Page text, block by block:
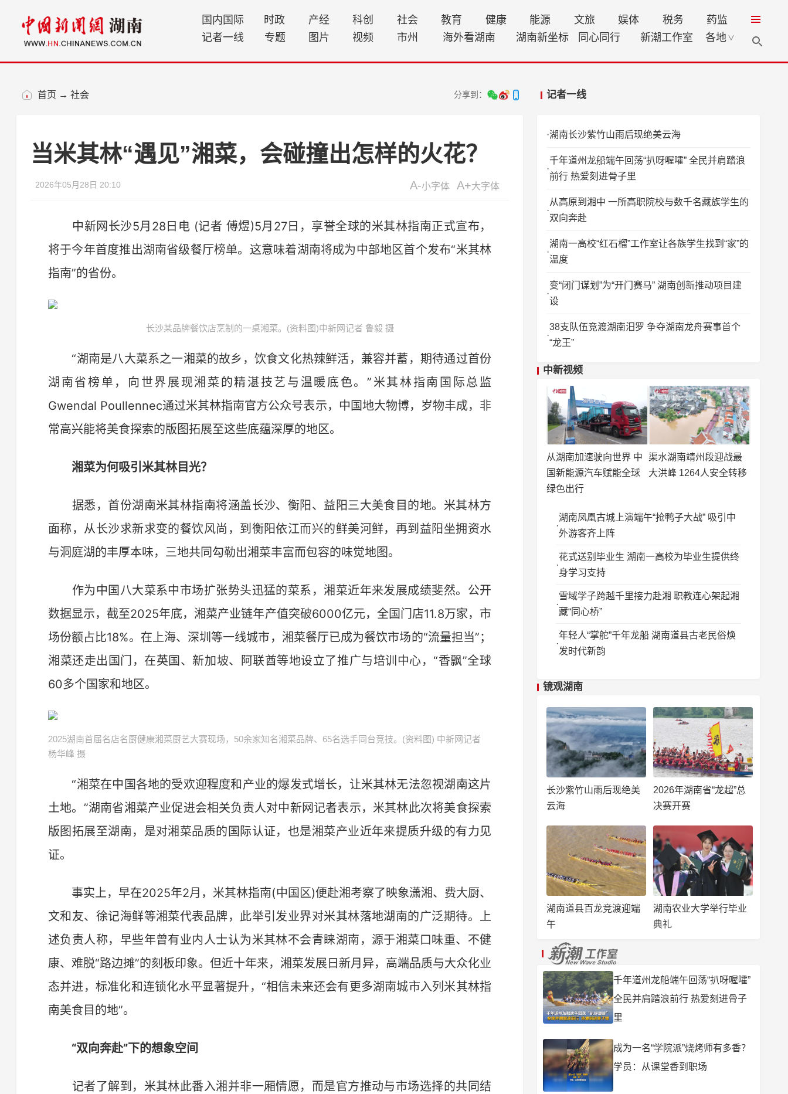
国内国际 时政 产经 科创 社会 教育 健康 能源 文旅 娱体 税务
药监
记者一线
专题 图片 视频 市州 海外看湖南 湖南新坐标 同心同行 新潮工作室 各地 ∨
首页 → 社会 分享到： 记者一线
当米其林“遇见”湘菜，会碰撞出怎样的火花？
2026年05月28日 20:10 A-小字体 A+大字体
中新网长沙5月28日电 (记者 傅煜)5月27日，享誉全球的米其林指南正式宣布，
将于今年首度推出湖南省级餐厅榜单。这意味着湖南将成为中部地区首个发布“米其林
指南”的省份。
长沙某品牌餐饮店烹制的一桌湘菜。(资料图)中新网记者 鲁毅 摄
“湖南是八大菜系之一湘菜的故乡，饮食文化热辣鲜活，兼容并蓄，期待通过首份
湖南省榜单，向世界展现湘菜的精湛技艺与温暖底色。”米其林指南国际总监
Gwendal Poullennec通过米其林指南官方公众号表示，中国地大物博，岁物丰成，非
常高兴能将美食探索的版图拓展至这些底蕴深厚的地区。
湘菜为何吸引米其林目光？
据悉，首份湖南米其林指南将涵盖长沙、衡阳、益阳三大美食目的地。米其林方
面称，从长沙求新求变的餐饮风尚，到衡阳依江而兴的鲜美河鲜，再到益阳坐拥资水
与洞庭湖的丰厚本味，三地共同勾勒出湘菜丰富而包容的味觉地图。
作为中国八大菜系中市场扩张势头迅猛的菜系，湘菜近年来发展成绩斐然。公开
数据显示，截至2025年底，湘菜产业链年产值突破6000亿元，全国门店11.8万家，市
场份额占比18%。在上海、深圳等一线城市，湘菜餐厅已成为餐饮市场的“流量担当”；
湘菜还走出国门，在英国、新加坡、阿联酋等地设立了推广与培训中心，“香飘”全球
60多个国家和地区。
2025湖南首届名店名厨健康湘菜厨艺大赛现场，50余家知名湘菜品牌、65名选手同台竞技。(资料图) 中新网记者
杨华峰 摄
“湘菜在中国各地的受欢迎程度和产业的爆发式增长，让米其林无法忽视湖南这片
土地。”湖南省湘菜产业促进会相关负责人对中新网记者表示，米其林此次将美食探索
版图拓展至湖南，是对湘菜品质的国际认证，也是湘菜产业近年来提质升级的有力见
证。
事实上，早在2025年2月，米其林指南(中国区)便赴湘考察了映象潇湘、费大厨、
文和友、徐记海鲜等湘菜代表品牌，此举引发业界对米其林落地湖南的广泛期待。上
述负责人称，早些年曾有业内人士认为米其林不会青睐湖南，源于湘菜口味重、不健
康、难脱“路边摊”的刻板印象。但近十年来，湘菜发展日新月异，高端品质与大众化业
态并进，标准化和连锁化水平显著提升，“相信未来还会有更多湖南城市入列米其林指
南美食目的地”。
“双向奔赴”下的想象空间
记者了解到，米其林此番入湘并非一厢情愿，而是官方推动与市场选择的共同结
湖南长沙紫竹山雨后现绝美云海
千年道州龙船端午回荡“扒呀喔嚯” 全民并肩踏浪
前行 热爱刻进骨子里
从高原到湘中 一所高职院校与数千名藏族学生的
双向奔赴
湖南一高校“红石榴”工作室让各族学生找到“家”的
温度
变“闭门谋划”为“开门赛马” 湖南创新推动项目建
设
38支队伍竞渡湖南汨罗 争夺湖南龙舟赛事首个
“龙王”
中新视频
从湖南加速驶向世界 中
国新能源汽车赋能全球
绿色出行
渠水湖南靖州段迎战最
大洪峰 1264人安全转移
湖南凤凰古城上演端午“抢鸭子大战” 吸引中
外游客齐上阵
花式送别毕业生 湖南一高校为毕业生提供终
身学习支持
雪域学子跨越千里接力赴湘 职教连心架起湘
藏“同心桥”
年轻人“掌舵”千年龙船 湖南道县古老民俗焕
发时代新韵
镜观湖南
长沙紫竹山雨后现绝美
云海
2026年湖南省“龙超”总
决赛开赛
湖南道县百龙竞渡迎端
午
湖南农业大学举行毕业
典礼
千年道州龙船端午回荡“扒呀喔嚯”
全民并肩踏浪前行 热爱刻进骨子
里
成为一名“学院派”烧烤师有多香？
学员：从课堂香到职场